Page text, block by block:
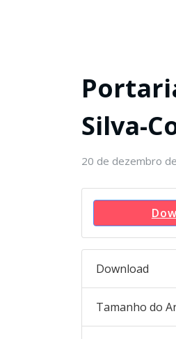
Silva-
20 de dezembro
Download
Tamanho do